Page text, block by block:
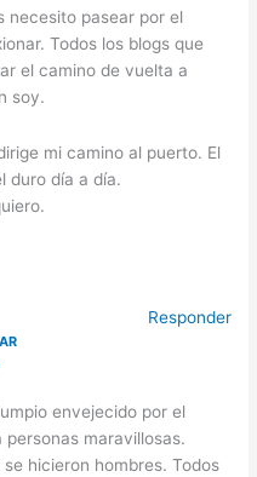
necesito pasear por el
Todos los blogs que
el camino de vuelta a
soy.
mi camino al puerto. El
duro día a día.
Responder
envejecido por el
maravillosas.
hicieron hombres. Todos